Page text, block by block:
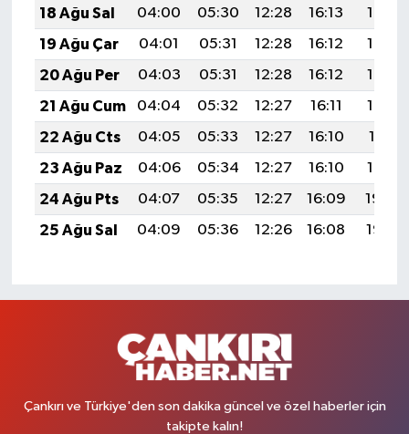
18 Ağu Sal
04:00 05:30 12:28 16:13
19:17
19 Ağu Çar
04:01 05:31 12:28 16:12
19:15
20 Ağu Per
04:03 05:31 12:28 16:12
19:14
21 Ağu Cum
04:04 05:32 12:27 16:11
19:13
22 Ağu Cts
04:05 05:33 12:27 16:10
19:11
23 Ağu Paz
04:06 05:34 12:27 16:10
19:10
24 Ağu Pts
04:07 05:35 12:27 16:09
19:08
25 Ağu Sal
04:09 05:36 12:26 16:08 19:07
Çankırı ve Türkiye'den son dakika güncel ve özel haberler için
takipte kalın!